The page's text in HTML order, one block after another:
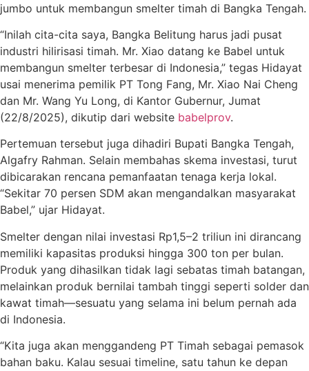
jumbo untuk membangun smelter timah di Bangka Tengah.
“Inilah cita-cita saya, Bangka Belitung harus jadi pusat
industri hilirisasi timah. Mr. Xiao datang ke Babel untuk
membangun smelter terbesar di Indonesia,” tegas Hidayat
usai menerima pemilik PT Tong Fang, Mr. Xiao Nai Cheng
dan Mr. Wang Yu Long, di Kantor Gubernur, Jumat
(22/8/2025), dikutip dari website babelprov.
Pertemuan tersebut juga dihadiri Bupati Bangka Tengah,
Algafry Rahman. Selain membahas skema investasi, turut
dibicarakan rencana pemanfaatan tenaga kerja lokal.
“Sekitar 70 persen SDM akan mengandalkan masyarakat
Babel,” ujar Hidayat.
Smelter dengan nilai investasi Rp1,5–2 triliun ini dirancang
memiliki kapasitas produksi hingga 300 ton per bulan.
Produk yang dihasilkan tidak lagi sebatas timah batangan,
melainkan produk bernilai tambah tinggi seperti solder dan
kawat timah—sesuatu yang selama ini belum pernah ada
di Indonesia.
“Kita juga akan menggandeng PT Timah sebagai pemasok
bahan baku. Kalau sesuai timeline, satu tahun ke depan